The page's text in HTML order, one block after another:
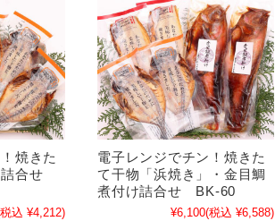
焼きた
詰合せ
込 ¥4,212)
電子レンジでチン！焼きた
て干物「浜焼き」・金目鯛
煮付け詰合せ BK-60
¥6,100(税込 ¥6,588)